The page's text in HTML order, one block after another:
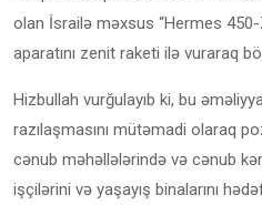
olan İsrailə məxsus “Hermes
aparatını zenit raketi ilə vuraraq
Hizbullah vurğulayıb ki, bu
razılaşmasını mütəmadi olaraq
cənub məhəllələrində və cənub
işçilərini və yaşayış binalarını